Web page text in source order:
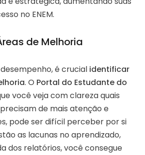
no ENEM.
de Melhoria
é crucial identificar
. O Portal do Estudante do
você veja com clareza quais
de mais atenção e
pode ser difícil perceber por si
as lacunas no aprendizado,
dos relatórios, você consegue